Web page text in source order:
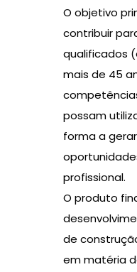
O objetivo
contribuir
qualificados
mais de 45
possam
forma a
profissional.
O produto
de
em matéria